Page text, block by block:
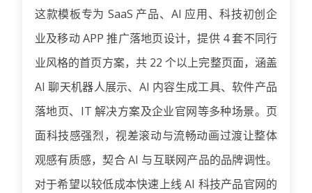
这款模板专为 SaaS 产品、AI 应用、科技初创企
业及移动 APP 推广落地页设计，提供 4 套不同行
业风格的首页方案，共 22 个以上完整页面，涵盖
AI 聊天机器人展示、AI 内容生成工具、软件产品
落地页、IT 解决方案及企业官网等多种场景。页
面科技感强烈，视差滚动与流畅动画过渡让整体
观感有质感，契合 AI 与互联网产品的品牌调性。
对于希望以较低成本快速上线 AI 科技产品官网的